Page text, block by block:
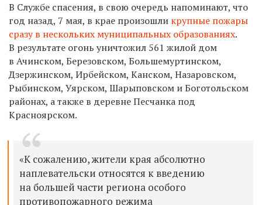
В Службе спасения, в свою очередь напоминают, что
год назад, 7 мая, в крае произошли крупные пожары
сразу в нескольких муниципальных образованиях.
В результате огонь уничтожил 561 жилой дом
в Ачинском, Березовском, Большемуртинском,
Дзержинском, Ирбейском, Канском, Назаровском,
Рыбинском, Уярском, Шарыповском и Боготольском
районах, а также в деревне Песчанка под
Красноярском.
«К сожалению, жители края абсолютно
наплевательски относятся к введению
на большей части региона особого
противопожарного режима